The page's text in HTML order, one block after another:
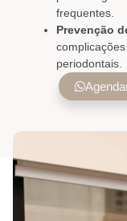
frequentes.
Prevenção
periodontais.